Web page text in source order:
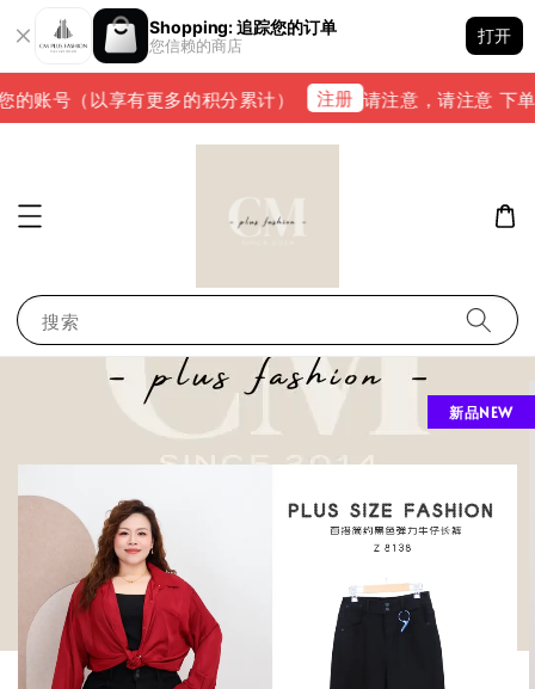
Shopping: 追踪您的订单
您信赖的商店
打开
账号（以享有更多的积分累计） 注册 请注意，请注意 下单
搜索
新品NEW